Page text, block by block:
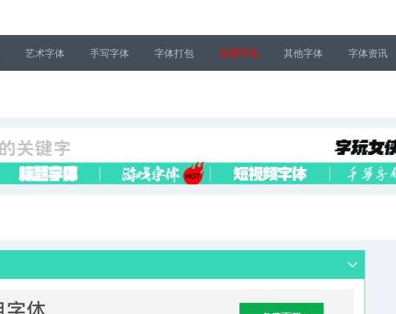
艺术字体 手写字体 字体打包 免费字体 其他字体 字体资讯